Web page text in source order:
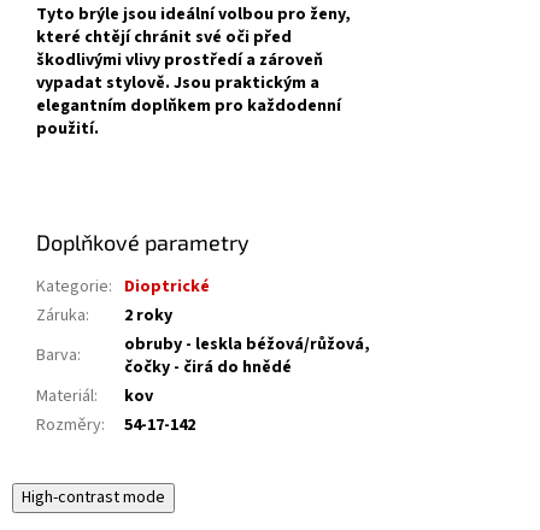
Tyto brýle jsou ideální volbou pro ženy,
které chtějí chránit své oči před
škodlivými vlivy prostředí a zároveň
vypadat stylově. Jsou praktickým a
elegantním doplňkem pro každodenní
použití.
Doplňkové parametry
Kategorie: Dioptrické
Záruka:
2 roky
Barva:
obruby - leskla béžová/růžová,
čočky - čirá do hnědé
Materiál:
kov
Rozměry: 54-17-142
High-contrast mode